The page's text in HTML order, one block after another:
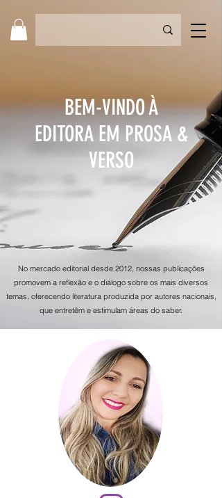
BEM-VINDO À
EDITORA EM PROSA &
VERSO
No mercado editorial desde 2012, nossas publicações
promovem a reflexão e o diálogo sobre os mais diversos
temas, oferecendo literatura produzida por autores nacionais,
que entretêm e estimulam áreas do saber.